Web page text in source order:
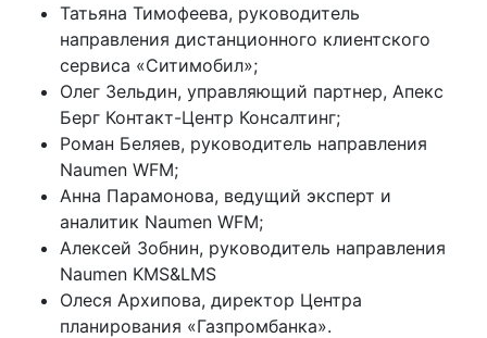
Татьяна Тимофеева, руководитель
направления дистанционного клиентского
сервиса «Ситимобил»;
Олег Зельдин, управляющий партнер, Апекс
Берг Контакт-Центр Консалтинг;
Роман Беляев, руководитель направления
Naumen WFM;
Анна Парамонова, ведущий экcперт и
аналитик Naumen WFM;
Алексей Зобнин, руководитель направления
Naumen KMS&LMS
Олеся Архипова, директор Центра
планирования «Газпромбанка».